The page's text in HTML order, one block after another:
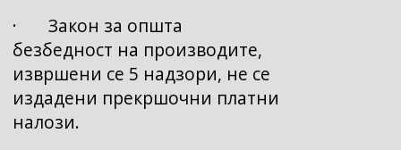
· Закон за општа
безбедност на производите,
извршени се 5 надзори, не се
издадени прекршочни платни
налози.